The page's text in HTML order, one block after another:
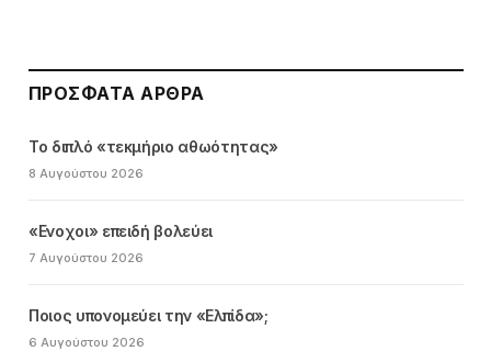
ΠΡΌΣΦΑΤΑ ΆΡΘΡΑ
Το διπλό «τεκμήριο αθωότητας»
8 Αυγούστου 2026
«Ενοχοι» επειδή βολεύει
7 Αυγούστου 2026
Ποιος υπονομεύει την «Ελπίδα»;
6 Αυγούστου 2026